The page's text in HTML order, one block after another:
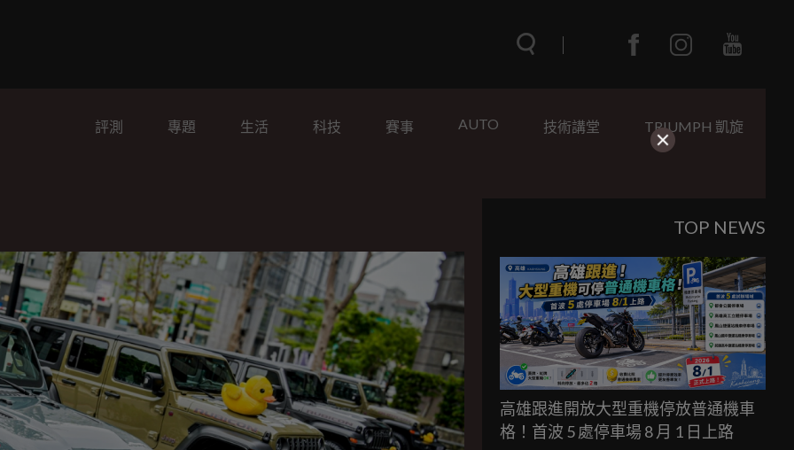
評測 專題 生活 科技 賽事 AUTO 技術講堂 TRIUMPH 凱旋
TOP NEWS
高雄跟進開放大型重機停放普通機車
格！首波 5 處停車場 8 月 1 日上路